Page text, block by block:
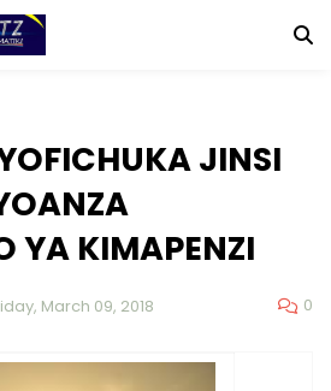
JINSI
YA KIMAPENZI
March 09, 2018 0